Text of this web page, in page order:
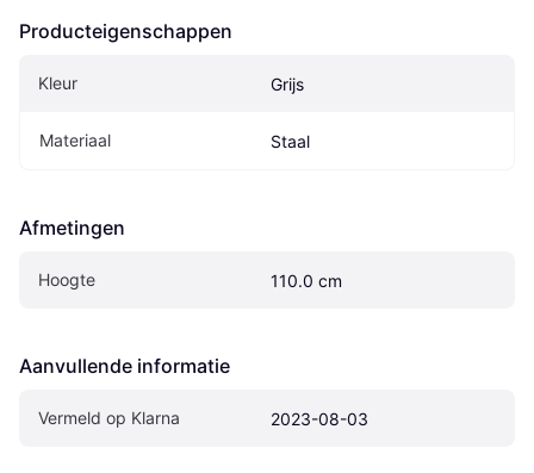
Producteigenschappen
Kleur Grijs
Materiaal Staal
Afmetingen
Hoogte 110.0 cm
Aanvullende informatie
Vermeld op Klarna 2023-08-03